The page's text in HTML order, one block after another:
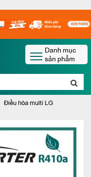
Danh mục
sản phẩm
Điều hòa multi LG